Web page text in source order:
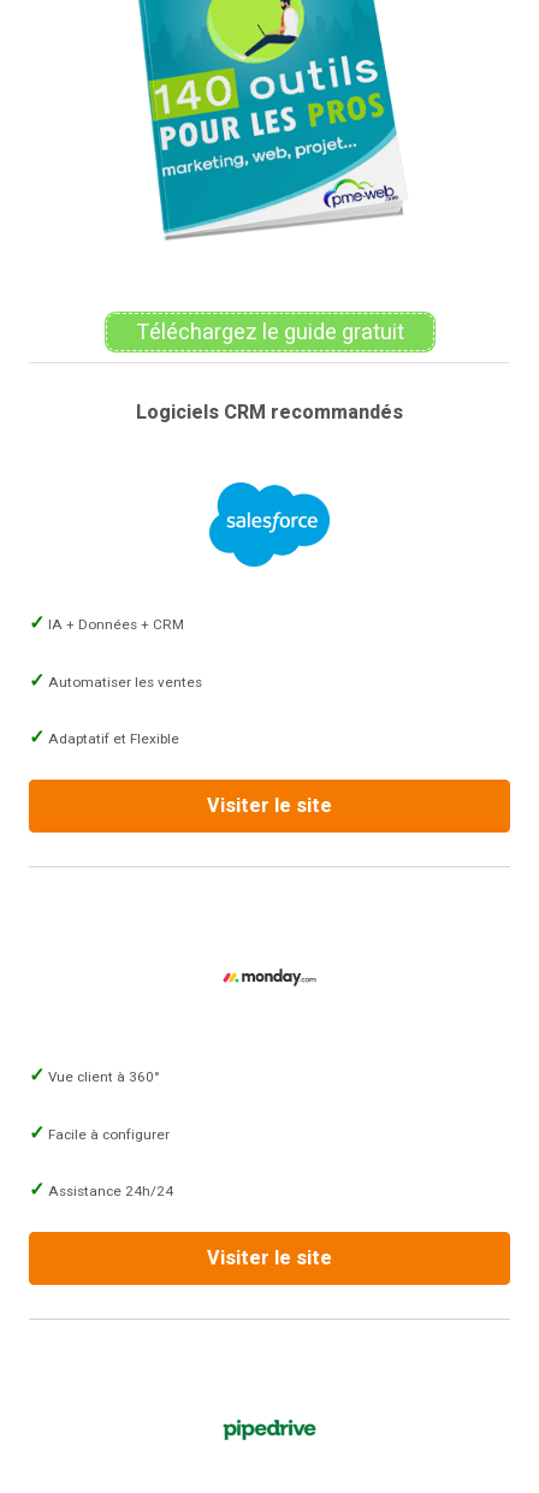
Téléchargez le guide gratuit
Logiciels CRM recommandés
IA + Données + CRM
Automatiser les ventes
Adaptatif et Flexible
Visiter le site
Vue client à 360°
Facile à configurer
Assistance 24h/24
Visiter le site